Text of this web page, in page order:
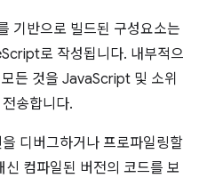
기반으로 빌드된 구성요소는
로 작성됩니다. 내부적으
든 것을 JavaScript 및 소위
송합니다.
디버그하거나 프로파일링할
컴파일된 버전의 코드를 보